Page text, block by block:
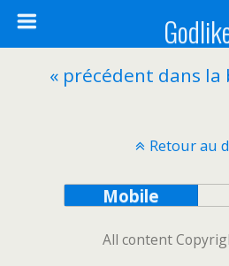
« précédent dans
Retour au
Mobile
All content